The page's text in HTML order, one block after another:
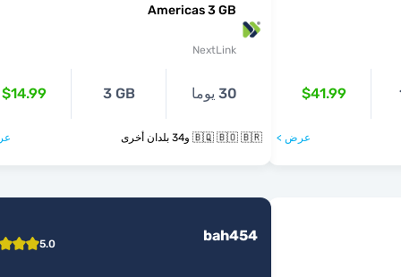
$41.99
عرض >
Americas 3 GB
NextLink
30 يوما 3 GB
$14.99
🇧🇶 🇧🇴 🇧🇷 و34 بلدان أخرى
bah454
5.0